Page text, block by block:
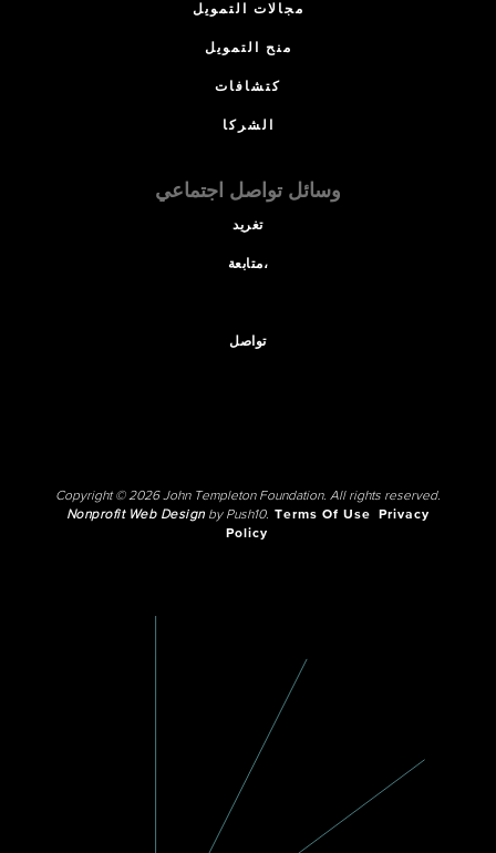
مجالات التمويل
منح التمويل
كتشافات
الشركا
وسائل تواصل اجتماعي
تغريد
متابعة،
تواصل
Copyright © 2026 John Templeton Foundation. All rights reserved.
Nonprofit Web Designby Push10. Terms Of Use
Privacy
Policy